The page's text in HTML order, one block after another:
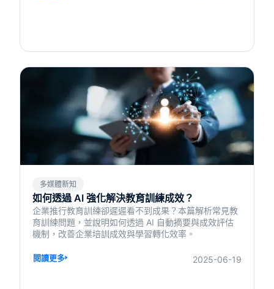
成為關鍵課題。 BlendVision 擁有多年豐富的影音處理
音 metadata，並處理過 2.9 億分鐘的影音編碼資訊。
在本文中將分享如何運用多模態模型，在跨模態資訊處
理中實現高效率與低成本的最佳平衡，並如何落地在不
同商業場景之中。
多媒體新知
如何透過 AI 強化解決教育訓練成效？
企業推行教育訓練卻遲遲看不到成果？本篇解析常見教
育訓練問題，並說明如何透過 AI 自動摘要與成效評估
機制，改善企業培訓成效與學習轉化效率。
閱讀更多 2025-06-19